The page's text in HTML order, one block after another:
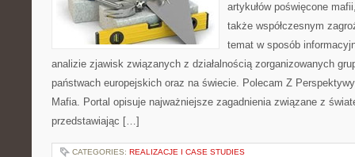
artykułów poświęcone
także współczesnym
temat w sposób
analizie zjawisk związanych z działalnością zorganizowanych
państwach europejskich oraz na świecie. Polecam Z
Mafia. Portal opisuje najważniejsze zagadnienia związane z
przedstawiając […]
CATEGORIES: REALIZACJE I CASE STUDIES